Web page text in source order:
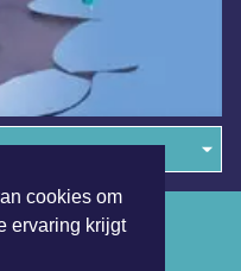
cookies om
ervaring krijgt